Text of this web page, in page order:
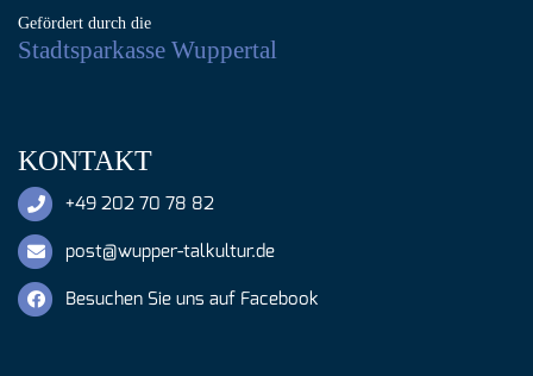
Gefördert durch die
Stadtsparkasse Wuppertal
KONTAKT
+49 202 70 78 82
post@wupper-talkultur.de
Besuchen Sie uns auf Facebook